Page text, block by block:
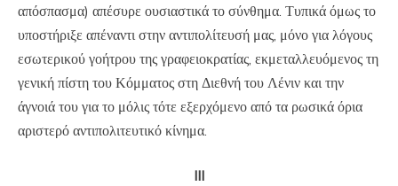
απόσπασμα) απέσυρε ουσιαστικά το σύνθημα. Τυπικά όμως το
υποστήριξε απέναντι στην αντιπολίτευσή μας, μόνο για λόγους
εσωτερικού γοήτρου της γραφειοκρατίας, εκμεταλλευόμενος τη
γενική πίστη του Κόμματος στη Διεθνή του Λένιν και την
άγνοιά του για το μόλις τότε εξερχόμενο από τα ρωσικά όρια
αριστερό αντιπολιτευτικό κίνημα.
III